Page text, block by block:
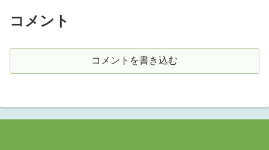
コメント
コメントを書き込む